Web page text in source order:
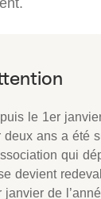
le 1er
deux ans a été
qui
devient
janvier de